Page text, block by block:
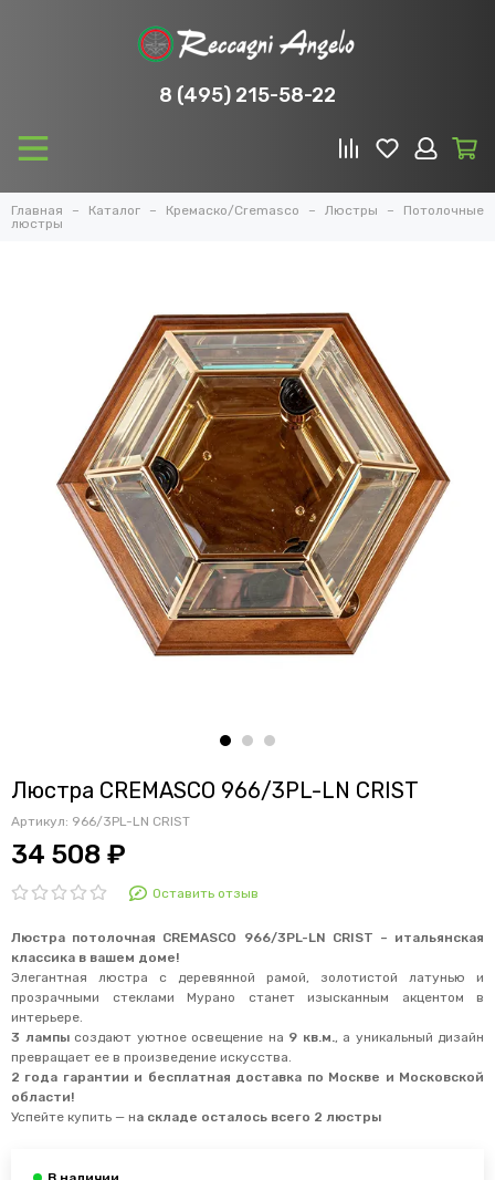
8 (495) 215-58-22
Главная Каталог Кремаско/Cremasco Люстры
Потолочные
люстры
Люстра CREMASCO 966/3PL-LN CRIST
Артикул: 966/3PL-LN CRIST
34 508 ₽
Оставить отзыв
Люстра потолочная CREMASCO 966/3PL-LN CRIST – итальянская
классика в вашем доме!
Элегантная люстра с деревянной рамой, золотистой латунью и
прозрачными стеклами Мурано станет изысканным акцентом в
интерьере.
3 лампы создают уютное освещение на 9 кв.м., а уникальный дизайн
превращает ее в произведение искусства.
2 года гарантии и бесплатная доставка по Москве и Московской
области!
Успейте купить — на складе осталось всего 2 люстры